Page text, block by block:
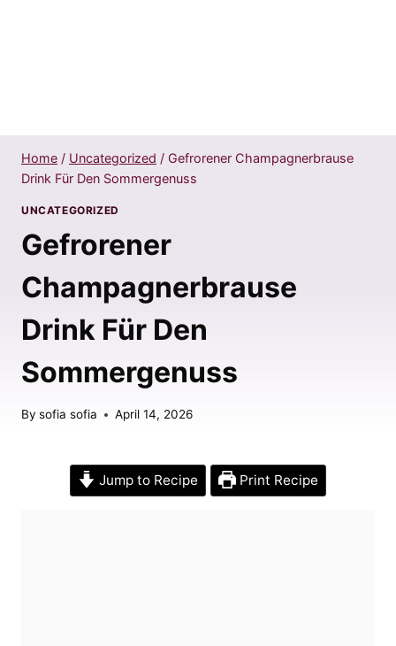
Home / Uncategorized / Gefrorener Champagnerbrause
Drink Für Den Sommergenuss
UNCATEGORIZED
Gefrorener
Champagnerbrause
Drink Für Den
Sommergenuss
By sofia sofia April 14, 2026
Jump to Recipe Print Recipe